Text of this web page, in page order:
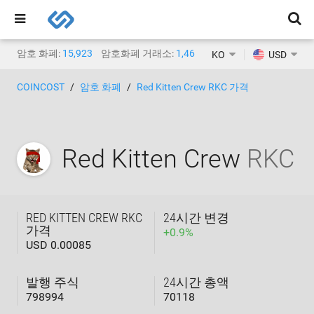
암호 화폐: 15,923 암호화폐 거래소: 1,468 KO USD
COINCOST 암호 화폐 Red Kitten Crew RKC 가격
Red Kitten Crew RKC
RED KITTEN CREW RKC
가격
USD 0.00085
24시간 변경
+0.9%
발행 주식
798994
24시간 총액
70118